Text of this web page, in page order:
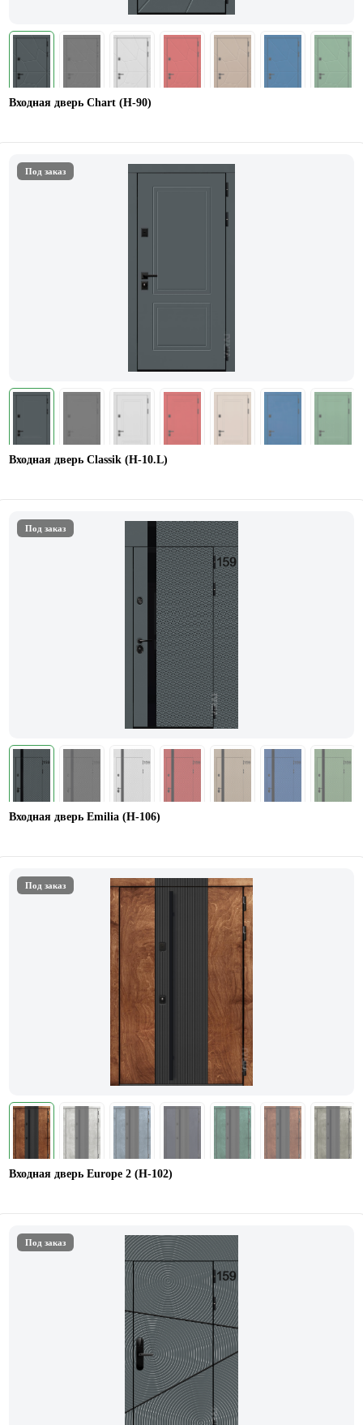
Входная дверь Chart (Н-90)
Под заказ
Входная дверь Classik (Н-10.L)
Под заказ
Входная дверь Emilia (Н-106)
Под заказ
Входная дверь Europe 2 (Н-102)
Под заказ